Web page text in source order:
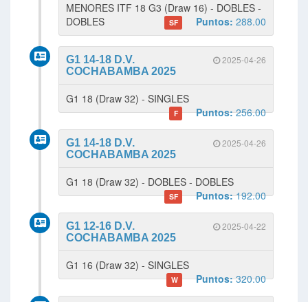
MENORES ITF 18 G3 (Draw 16) - DOBLES -
DOBLES
SF Puntos: 288.00
2025-04-26
G1 14-18 D.V.
COCHABAMBA 2025
G1 18 (Draw 32) - SINGLES
F Puntos:256.00
2025-04-26
G1 14-18 D.V.
COCHABAMBA 2025
G1 18 (Draw 32) - DOBLES - DOBLES
SF Puntos:192.00
2025-04-22
G1 12-16 D.V.
COCHABAMBA 2025
G1 16 (Draw 32) - SINGLES
W Puntos:320.00